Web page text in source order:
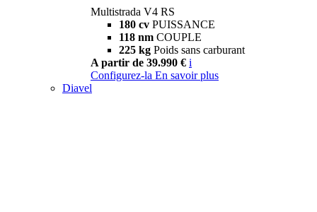
Multistrada V4 RS
180 cv PUISSANCE
118 nm COUPLE
225 kg Poids sans carburant
A partir de 39.990 € i
Configurez-la En savoir plus
Diavel